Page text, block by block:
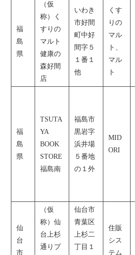
福
島
県
（仮
称）く
すりの
マルト
健康の
森好間
店
いわき
市好間
町中好
間字５
１番１
他
くす
りの
マル
ト、
マル
ト
福
島
県
TSUTA
YA
BOOK
STORE
福島南
福島市
黒岩字
浜井場
５番地
の１外
MID
ORI
仙
台
市
（仮
称）仙
台上杉
通りプ
仙台市
青葉区
上杉二
丁目１
住販
シス
テム